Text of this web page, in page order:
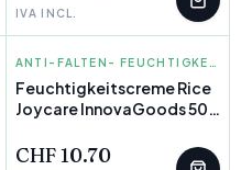
IVA INCL.
INNOVAGOODS ANTI-FALTEN- FEUCHTIGKEITS CREMES
Feuchtigkeitscreme Rice
Joycare InnovaGoods 50
CHF 10.70